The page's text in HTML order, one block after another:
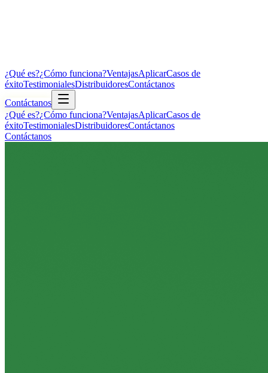
¿Qué es?¿Cómo funciona?VentajasAplicarCasos de
éxitoTestimonialesDistribuidoresContáctanos
Contáctanos
¿Qué es?¿Cómo funciona?VentajasAplicarCasos de
éxitoTestimonialesDistribuidoresContáctanos
Contáctanos